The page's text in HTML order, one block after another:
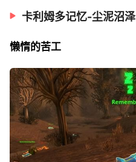
卡利姆多记忆-尘泥沼泽
懒惰的苦工